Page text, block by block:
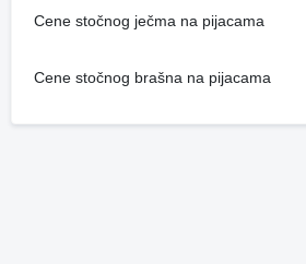
Cene stočnog ječma na pijacama
Cene stočnog brašna na pijacama